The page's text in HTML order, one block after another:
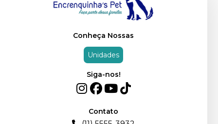
Conheça Nossas
Unidades
Siga-nos!
Contato